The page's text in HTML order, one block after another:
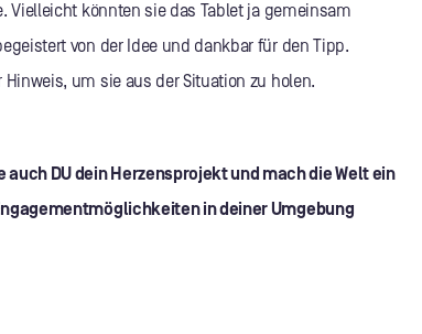
Vielleicht könnten sie das Tablet ja gemeinsam
von der Idee und dankbar für den Tipp.
um sie aus der Situation zu holen.
DU dein Herzensprojekt und mach die Welt ein
in deiner Umgebung